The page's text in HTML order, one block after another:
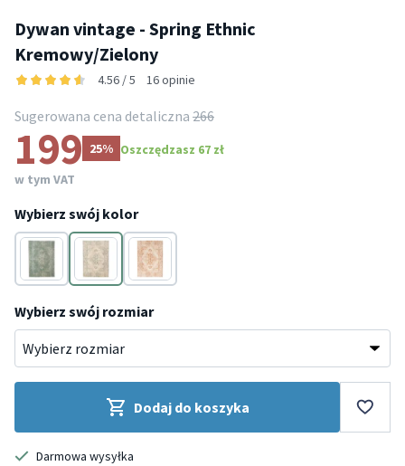
Dywan vintage - Spring Ethnic
Kremowy/Zielony
4.56 / 5 16 opinie
Sugerowana cena detaliczna 266
199 25% Oszczędzasz 67 zł
w tym VAT
Wybierz swój kolor
KremowyKremowyKremowy
Wybierz swój rozmiar
Dodaj do koszyka
Darmowa wysyłka